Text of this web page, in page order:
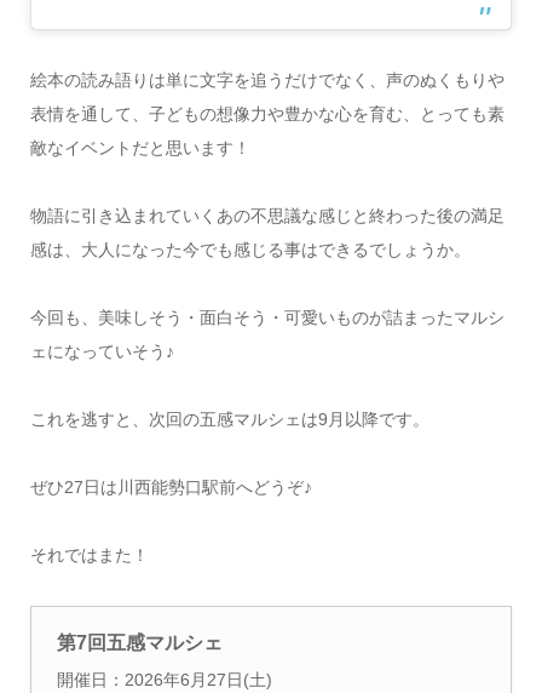
絵本の読み語りは単に文字を追うだけでなく、声のぬくもりや
表情を通して、子どもの想像力や豊かな心を育む、とっても素
敵なイベントだと思います！
物語に引き込まれていくあの不思議な感じと終わった後の満足
感は、大人になった今でも感じる事はできるでしょうか。
今回も、美味しそう・面白そう・可愛いものが詰まったマルシ
ェになっていそう♪
これを逃すと、次回の五感マルシェは9月以降です。
ぜひ27日は川西能勢口駅前へどうぞ♪
それではまた！
第7回五感マルシェ
開催日：2026年6月27日(土)